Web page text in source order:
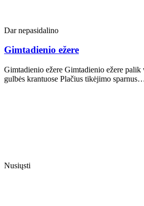
Dar nepasidalino
Gimtadienio ežere
Gimtadienio ežere Gimtadienio ežere
gulbės krantuose Plačius tikėjimo
Nusiųsti